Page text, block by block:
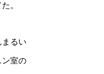
。
るい
ン室の